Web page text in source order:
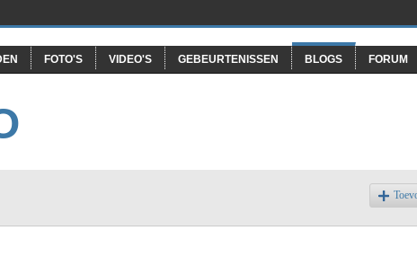
FOTO'S VIDEO'S GEBEURTENISSEN BLOGS FORUM